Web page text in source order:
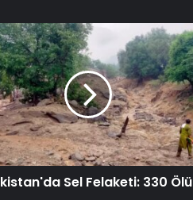
Sel Felaketi: 330 Ölü